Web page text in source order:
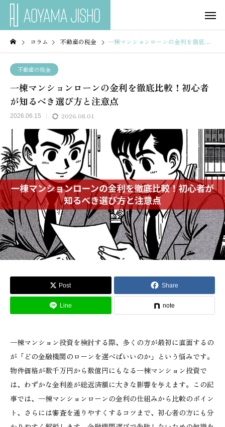
コラム 不動産の税金 一棟マンションローンの金利を徹底比較！初心者が知るべき選び方と注意点
不動産の税金
一棟マンションローンの金利を徹底比較！初心者
が知るべき選び方と注意点
2026.06.15 2026.08.01
Post Share
Line note
一棟マンション投資を検討する際、多くの方が最初に直面するの
が「どの金融機関のローンを選べばいいのか」という悩みです。
物件価格が数千万円から数億円にもなる一棟マンション投資で
は、わずかな金利差が総返済額に大きな影響を与えます。この記
事では、一棟マンションローンの金利の仕組みから比較のポイン
ト、さらには審査を通りやすくするコツまで、初心者の方にも分